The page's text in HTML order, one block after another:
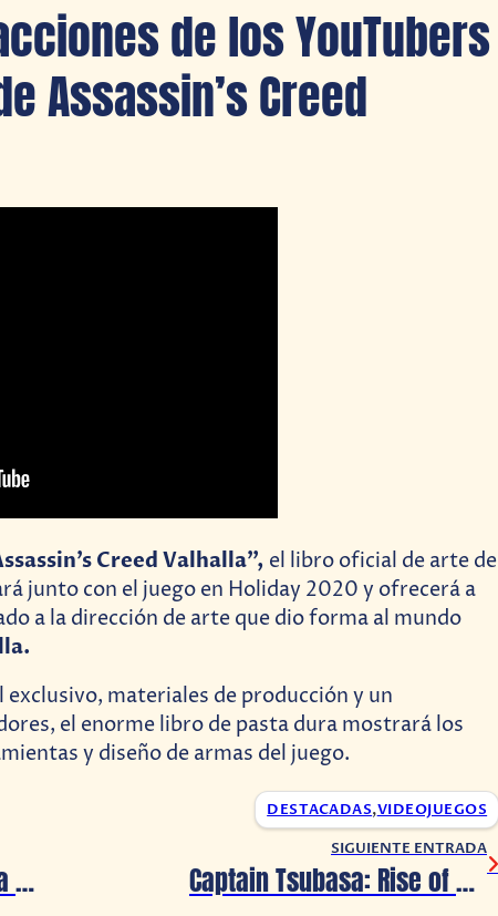
de los YouTubers
Assassin’s Creed
Creed Valhalla”, el libro oficial de arte de
junto con el juego en Holiday 2020 y ofrecerá a
a la dirección de arte que dio forma al mundo
materiales de producción y un
el enorme libro de pasta dura mostrará los
y diseño de armas del juego.
DESTACADAS,VIDEOJUEGOS
Umihara Kawase Bazooka tendrá edición física
SIGUIENTE ENTRADA
Captain Tsubasa: Rise of New Champions ya tiene fecha de lanzamiento